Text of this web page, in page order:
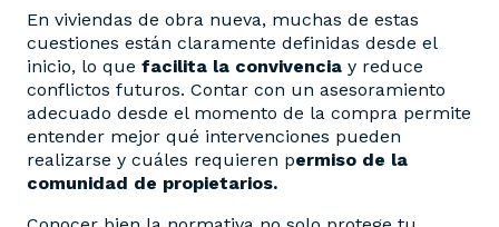
En viviendas de obra nueva, muchas de estas
cuestiones están claramente definidas desde el
inicio, lo que facilita la convivencia y reduce
conflictos futuros. Contar con un asesoramiento
adecuado desde el momento de la compra permite
entender mejor qué intervenciones pueden
realizarse y cuáles requieren permiso de la
comunidad de propietarios.